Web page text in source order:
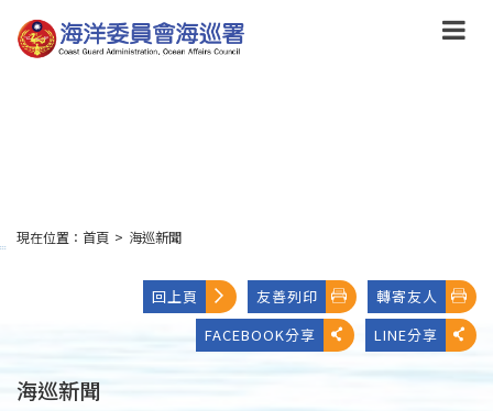
到
主
:::
現在位置： 首頁 > 海巡新聞
回上頁 友善列印
轉寄友人
FACEBOOK分享
LINE分享
海巡新聞